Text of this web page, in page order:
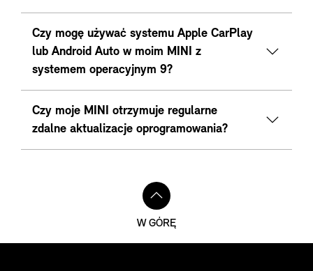
Czy mogę używać systemu Apple CarPlay
lub Android Auto w moim MINI z
systemem operacyjnym 9?
Czy moje MINI otrzymuje regularne
zdalne aktualizacje oprogramowania?
W GÓRĘ